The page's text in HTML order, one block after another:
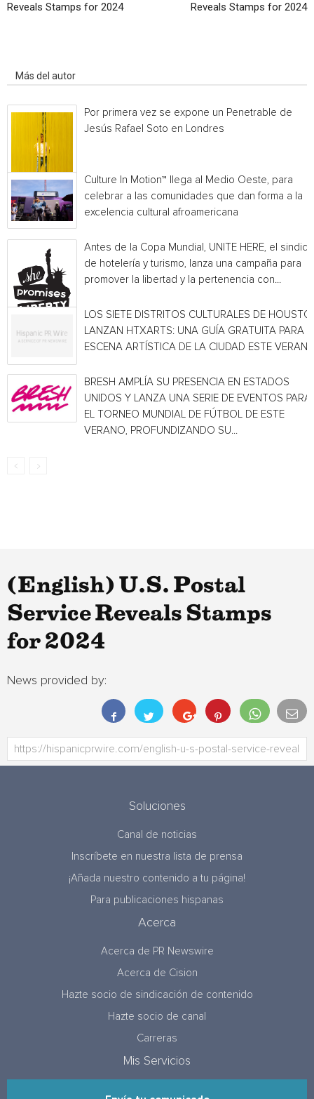
Reveals Stamps for 2024
Reveals Stamps for 2024
Más del autor
Por primera vez se expone un Penetrable de
Jesús Rafael Soto en Londres
Culture In Motion™ llega al Medio Oeste, para
celebrar a las comunidades que dan forma a la
excelencia cultural afroamericana
Antes de la Copa Mundial, UNITE HERE, el
de hotelería y turismo, lanza una campaña para
promover la libertad y la pertenencia con...
LOS SIETE DISTRITOS CULTURALES DE
LANZAN HTXARTS: UNA GUÍA GRATUITA PARA
ESCENA ARTÍSTICA DE LA CIUDAD ESTE
BRESH AMPLÍA SU PRESENCIA EN ESTADOS
UNIDOS Y LANZA UNA SERIE DE EVENTOS PARA
EL TORNEO MUNDIAL DE FÚTBOL DE ESTE
VERANO, PROFUNDIZANDO SU...
(English) U.S. Postal
Service Reveals Stamps
for 2024
News provided by:
Soluciones
Canal de noticias
Inscríbete en nuestra lista de prensa
¡Añada nuestro contenido a tu página!
Para publicaciones hispanas
Acerca
Acerca de PR Newswire
Acerca de Cision
Hazte socio de sindicación de contenido
Hazte socio de canal
Carreras
Mis Servicios